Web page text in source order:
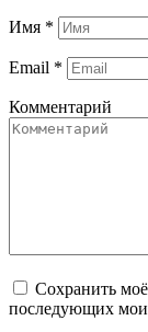
Имя *
Email *
Комментарий
Сохранить
последующих